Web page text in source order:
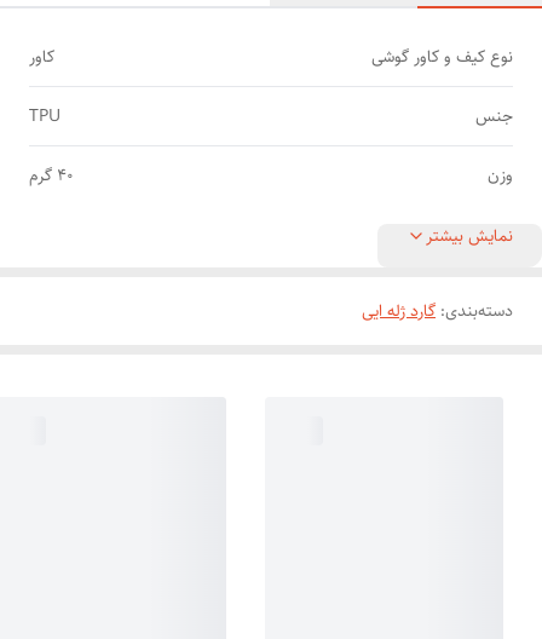
نوع کیف و کاور گوشی کاور
جنس TPU
وزن 40 گرم
نمایش بیشتر
دسته‌بندی: گارد ژله ایی